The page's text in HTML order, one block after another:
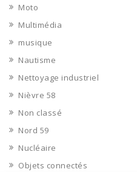
Moto
Multimédia
musique
Nautisme
Nettoyage industriel
Nièvre 58
Non classé
Nord 59
Nucléaire
Objets connectés